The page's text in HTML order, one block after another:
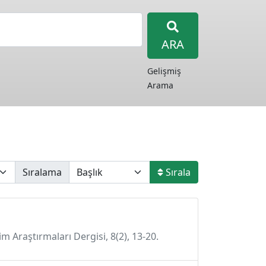
ARA
Gelişmiş
Arama
Sıralama Sırala
Araştırmaları Dergisi, 8(2), 13-20.